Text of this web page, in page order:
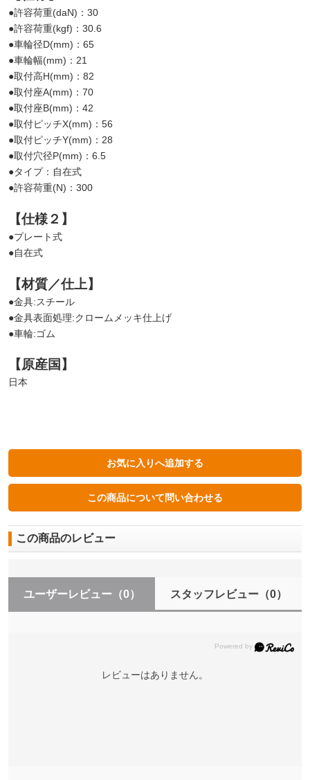
●許容荷重(daN)：30
●許容荷重(kgf)：30.6
●車輪径D(mm)：65
●車輪幅(mm)：21
●取付高H(mm)：82
●取付座A(mm)：70
●取付座B(mm)：42
●取付ピッチX(mm)：56
●取付ピッチY(mm)：28
●取付穴径P(mm)：6.5
●タイプ：自在式
●許容荷重(N)：300
【仕様２】
●プレート式
●自在式
【材質／仕上】
●金具:スチール
●金具表面処理:クロームメッキ仕上げ
●車輪:ゴム
【原産国】
日本
この商品のレビュー
ユーザーレビュー （0） スタッフレビュー（0）
レビューはありません。